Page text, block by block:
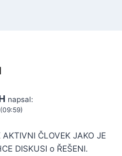
napsal:
ČLOVEK JAKO JE
DISKUSI o ŘEŠENI.